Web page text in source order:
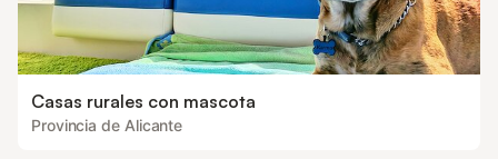
Casas rurales con mascota
Provincia de Alicante